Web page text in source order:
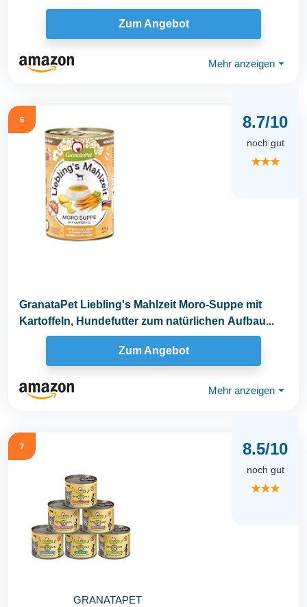
Zum Angebot
Mehr anzeigen ⏷
6 8.7/10
noch gut
★★★
GranataPet Liebling's Mahlzeit Moro-Suppe mit
Kartoffeln, Hundefutter zum natürlichen Aufbau...
Zum Angebot
Mehr anzeigen ⏷
7
GRANATAPET
8.5/10
noch gut
★★★